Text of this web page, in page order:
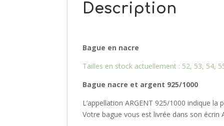
Description
Bague en nacre
Tailles en stock actuellement : 52, 53, 54,
Bague nacre et argent 925/1000
L’appellation ARGENT 925/1000 indique
Votre bague vous est livrée dans son écrin